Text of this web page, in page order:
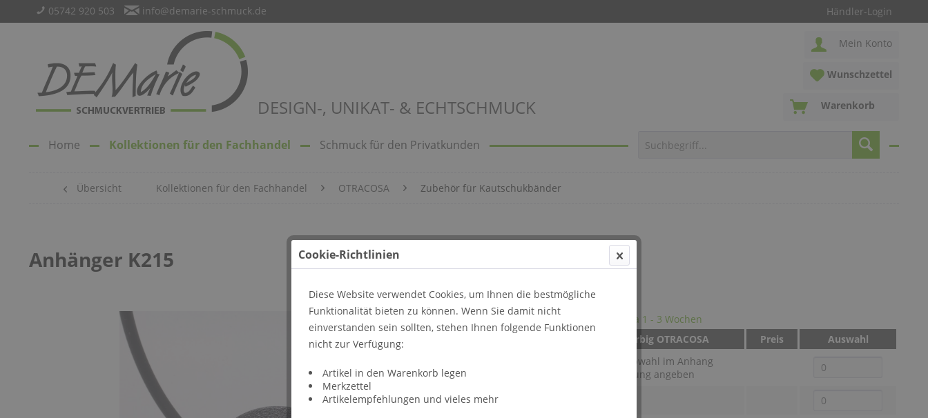
Händler-Login
05742 920 503 info@demarie-schmuck.de
DESIGN-, UNIKAT- & ECHTSCHMUCK
Mein Konto
Wunschzettel
Warenkorb
Home Kollektionen für den Fachhandel Schmuck für den Privatkunden
Übersicht Kollektionen für den Fachhandel OTRACOSA Zubehör für Kautschukbänder
Anhänger K215
Lieferzeit: ca 1 - 3 Wochen
zweifarbig OTRACOSA
Preis
Auswahl
eigene Farbwahl im Anhang
der Bestellung angeben
Cookie-Richtlinien
Diese Website verwendet Cookies, um Ihnen die bestmögliche
Funktionalität bieten zu können. Wenn Sie damit nicht
einverstanden sein sollten, stehen Ihnen folgende Funktionen
nicht zur Verfügung:
Artikel in den Warenkorb legen
Merkzettel
Artikelempfehlungen und vieles mehr